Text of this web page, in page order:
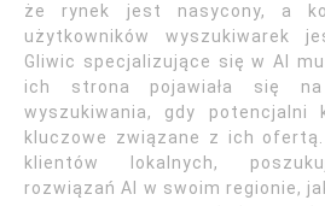
że rynek jest nasycony, a
użytkowników wyszukiwarek
Gliwic specjalizujące się w AI
ich strona pojawiała się
wyszukiwania, gdy potencjalni
kluczowe związane z ich
klientów lokalnych,
rozwiązań AI w swoim regionie,